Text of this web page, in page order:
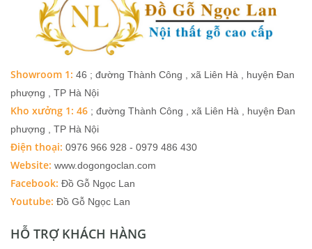
Showroom 1: 46 ; đường Thành Công , xã Liên Hà , huyện Đan
phượng , TP Hà Nội
Kho xưởng 1: 46 ; đường Thành Công , xã Liên Hà , huyện Đan
phượng , TP Hà Nội
Điện thoại: 0976 966 928 - 0979 486 430
Website: www.dogongoclan.com
Facebook: Đồ Gỗ Ngọc Lan
Youtube: Đồ Gỗ Ngọc Lan
HỖ TRỢ KHÁCH HÀNG